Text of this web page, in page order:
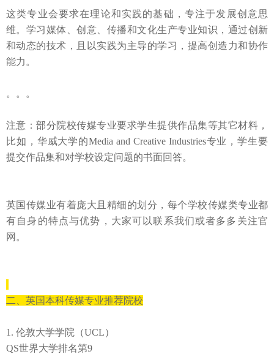
这类专业会要求在理论和实践的基础，专注于发展创意思
维。 学习媒体、创意、传播和文化生产专业知识， 通过创新
和动态的技术 ，且以实践为主导的学习 ，提高创造力和协作
能力 。
。。。
注意：部分院校传媒专业要求学生提供作品集等其它材料，
比如，华威大学的Media and Creative Industries专业，学生要
提交作品集和对学校设定问题的书面回答。
英国传媒业有着庞大且精细的划分，每个学校传媒类专业都
有自身的特点与优势，大家可以联系我们或者多多关注官
网。
二、英国本科传媒专业推荐院校
1. 伦敦大学学院（UCL）
QS世界大学排名第9